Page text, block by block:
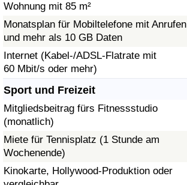
Wohnung mit 85 m²
Monatsplan für Mobiltelefone mit Anrufen
und mehr als 10 GB Daten
Internet (Kabel-/ADSL-Flatrate mit
60 Mbit/s oder mehr)
Sport und Freizeit
Mitgliedsbeitrag fürs Fitnessstudio
(monatlich)
Miete für Tennisplatz (1 Stunde am
Wochenende)
Kinokarte, Hollywood-Produktion oder